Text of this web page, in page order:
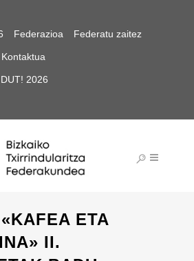
Federazioa Federatu zaitez
Kontaktua
2026
«KAFEA ETA
II.